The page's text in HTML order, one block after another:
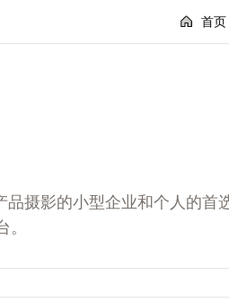
首页
摄影的小型企业和个人的